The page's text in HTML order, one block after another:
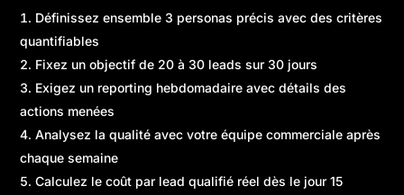
Définissez ensemble 3 personas précis avec des critères
quantifiables
Fixez un objectif de 20 à 30 leads sur 30 jours
Exigez un reporting hebdomadaire avec détails des
actions menées
Analysez la qualité avec votre équipe commerciale après
chaque semaine
Calculez le coût par lead qualifié réel dès le jour 15